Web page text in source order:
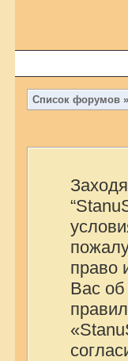
Список форумов »
право
Вас